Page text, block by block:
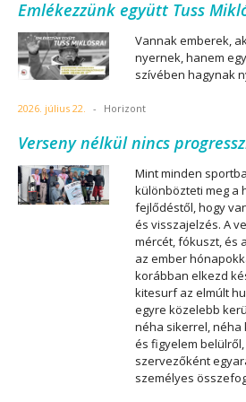
Emlékezzünk együtt Tuss
Vannak emberek,
nyernek, hanem
szívében hagynak
2026. július 22. - Horizont
Verseny nélkül nincs
Mint minden
különbözteti meg a
fejlődéstől, hogy
és visszajelzés. A
mércét, fókuszt, és
az ember
korábban elkezd
kitesurf az elmúlt
egyre közelebb
néha sikerrel, néha
és figyelem
szervezőként
személyes